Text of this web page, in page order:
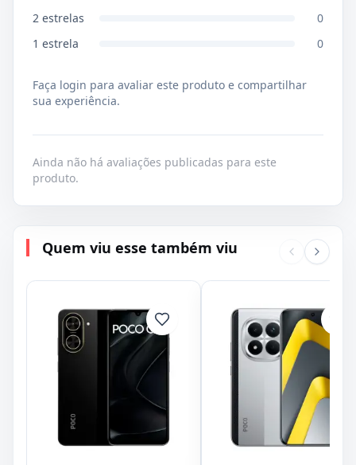
2 estrelas
0
1 estrela 0
Faça login para avaliar este produto e compartilhar
sua experiência.
Ainda não há avaliações publicadas para este
produto.
Quem viu esse também viu